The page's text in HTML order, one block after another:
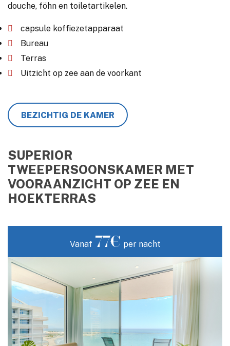
douche, föhn en toiletartikelen.
capsule koffiezetapparaat
Bureau
Terras
Uitzicht op zee aan de voorkant
BEZICHTIG DE KAMER
SUPERIOR
TWEEPERSOONSKAMER MET
VOORAANZICHT OP ZEE EN
HOEKTERRAS
Vanaf 77€ per nacht